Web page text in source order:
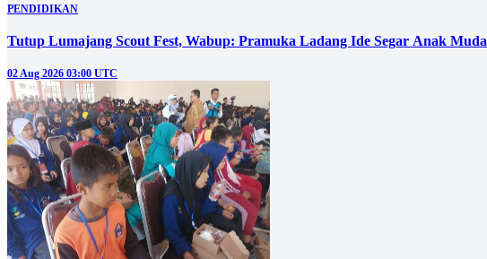
PENDIDIKAN
Tutup Lumajang Scout Fest, Wabup: Pramuka Ladang Ide Segar Anak Muda
02 Aug 2026 03:00 UTC